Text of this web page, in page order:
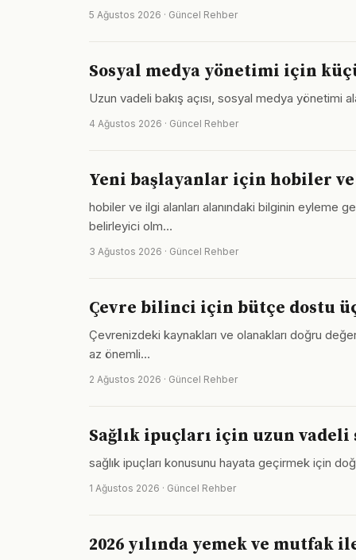
5 Ağustos 2026 · Güncel Rehber
Sosyal medya yönetimi için
Uzun vadeli bakış açısı, sosyal medya yönetimi
4 Ağustos 2026 · Güncel Rehber
Yeni başlayanlar için hobiler
hobiler ve ilgi alanları alanındaki bilginin
belirleyici olm…
3 Ağustos 2026 · Güncel Rehber
Çevre bilinci için bütçe dostu
Çevrenizdeki kaynakları ve olanakları doğru
az önemli…
2 Ağustos 2026 · Güncel Rehber
Sağlık ipuçları için uzun
sağlık ipuçları konusunu hayata geçirmek için
1 Ağustos 2026 · Güncel Rehber
2026 yılında yemek ve mutfak